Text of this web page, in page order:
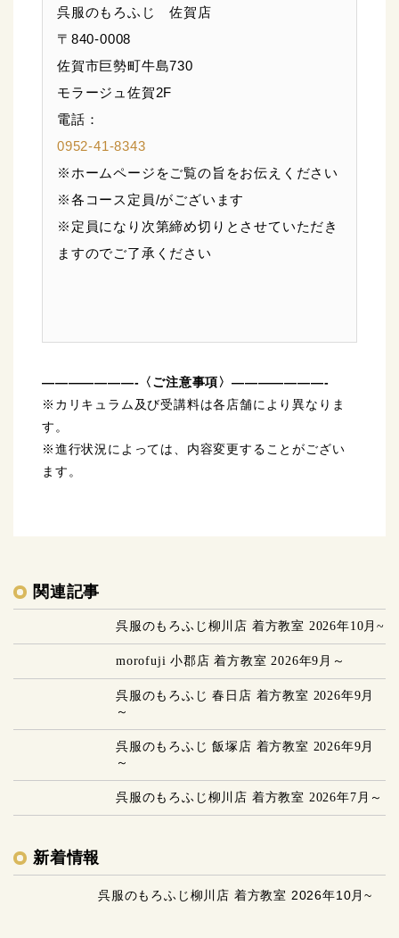
呉服のもろふじ 佐賀店
〒840-0008
佐賀市巨勢町牛島730
モラージュ佐賀2F
電話：
0952-41-8343
※ホームページをご覧の旨をお伝えください
※各コース定員/がございます
※定員になり次第締め切りとさせていただき
ますのでご了承ください
———————-〈ご注意事項〉———————-
※カリキュラム及び受講料は各店舗により異なりま
す。
※進行状況によっては、内容変更することがござい
ます。
関連記事
呉服のもろふじ柳川店 着方教室 2026年10月~
morofuji 小郡店 着方教室 2026年9月～
呉服のもろふじ 春日店 着方教室 2026年9月
～
呉服のもろふじ 飯塚店 着方教室 2026年9月
～
呉服のもろふじ柳川店 着方教室 2026年7月～
新着情報
呉服のもろふじ柳川店 着方教室 2026年10月~